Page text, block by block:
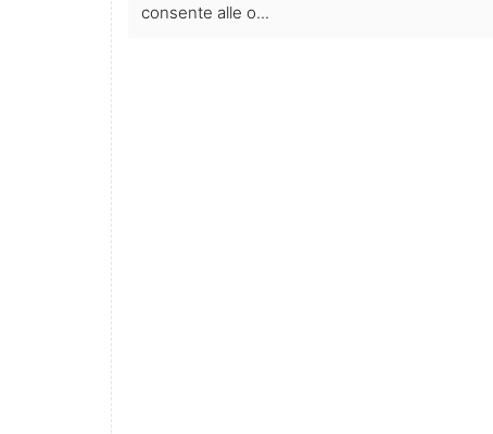
consente alle o...